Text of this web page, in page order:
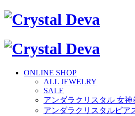
ONLINE SHOP
ALL JEWELRY
SALE
アンダラクリスタル 女
アンダラクリスタルピア